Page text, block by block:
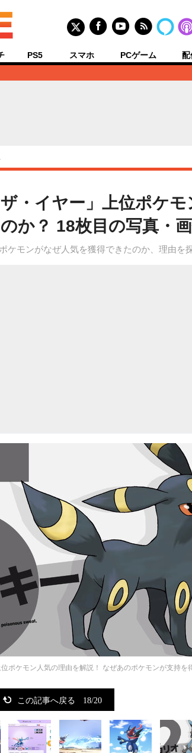
PS5 スマホ PCゲーム 配
・イヤー」上位ポケ
か？ 18枚目の写真・
ケモンがなぜ人気を獲得できたのか、理由を
ポケモン人気の理由を解説！ なぜあのポケモンが支持を
次の画像
この記事へ戻る 18/20